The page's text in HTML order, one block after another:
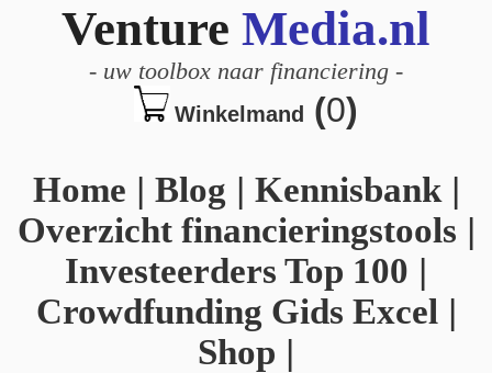
Venture Media.nl
- uw toolbox naar financiering -
Winkelmand (0)
Home | Blog | Kennisbank|
Overzicht financieringstools |
Investeerders Top 100 |
Crowdfunding Gids Excel |
Shop |